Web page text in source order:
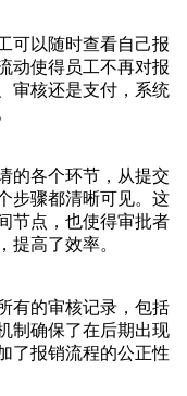
可以随时查看自己报
动使得员工不再对报
审核还是支付，系统
的各个环节，从提交
步骤都清晰可见。这
节点，也使得审批者
提高了效率。
有的审核记录，包括
制确保了在后期出现
了报销流程的公正性